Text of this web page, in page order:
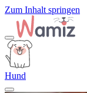
Zum Inhalt springen
Hund